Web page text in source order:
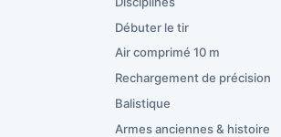
Débuter le tir
Air comprimé 10 m
Rechargement de précision
Balistique
Armes anciennes & histoire